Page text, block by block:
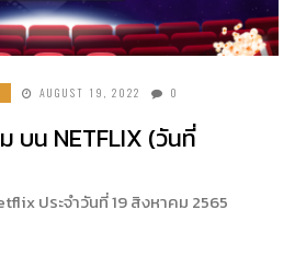
AUGUST 19, 2022 0
บน NETFLIX (วันที่
ประจำวันที่ 19 สิงหาคม 2565